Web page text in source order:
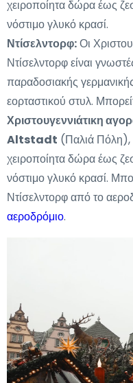
χειροποίητα δώρα έως
νόστιμο γλυκό κρασί.
Ντίσελντορφ:Οι
Ντίσελντορφ είναι
παραδοσιακής
εορταστικού στυλ.
Χριστουγεννιάτικη
Altstadt (Παλιά Πόλη),
χειροποίητα δώρα έως
νόστιμο γλυκό κρασί.
Ντίσελντορφ από το
αεροδρόμιο.